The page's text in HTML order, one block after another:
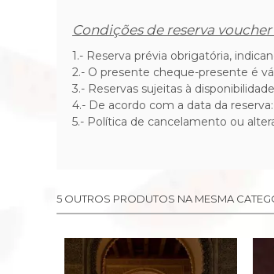
Condições de reserva
1.- Reserva prévia obrigatória,
2.- O presente cheque-presente é
3.- Reservas sujeitas à
4.- De acordo com a data da
5.- Política de cancelamento ou
5 OUTROS PRODUTOS NA MESMA